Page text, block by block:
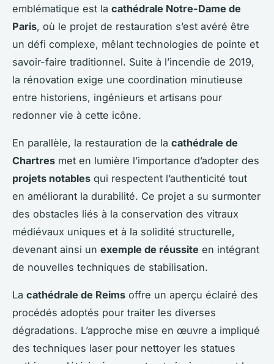
emblématique est la cathédrale Notre-Dame de
Paris, où le projet de restauration s’est avéré être
un défi complexe, mêlant technologies de pointe et
savoir-faire traditionnel. Suite à l’incendie de 2019,
la rénovation exige une coordination minutieuse
entre historiens, ingénieurs et artisans pour
redonner vie à cette icône.
En parallèle, la restauration de la cathédrale de
Chartres met en lumière l’importance d’adopter des
projets notables qui respectent l’authenticité tout
en améliorant la durabilité. Ce projet a su surmonter
des obstacles liés à la conservation des vitraux
médiévaux uniques et à la solidité structurelle,
devenant ainsi un exemple de réussite en intégrant
de nouvelles techniques de stabilisation.
La cathédrale de Reims offre un aperçu éclairé des
procédés adoptés pour traiter les diverses
dégradations. L’approche mise en œuvre a impliqué
des techniques laser pour nettoyer les statues